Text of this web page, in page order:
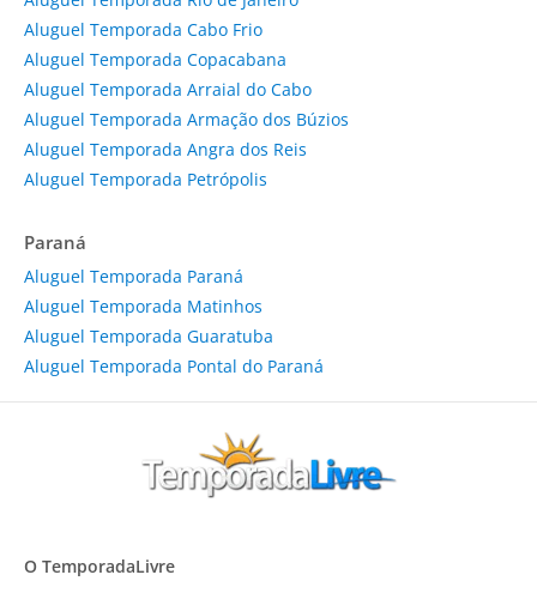
Aluguel Temporada Cabo Frio
Aluguel Temporada Copacabana
Aluguel Temporada Arraial do Cabo
Aluguel Temporada Armação dos Búzios
Aluguel Temporada Angra dos Reis
Aluguel Temporada Petrópolis
Paraná
Aluguel Temporada Paraná
Aluguel Temporada Matinhos
Aluguel Temporada Guaratuba
Aluguel Temporada Pontal do Paraná
O TemporadaLivre